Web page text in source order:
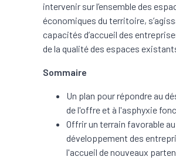
intervenir sur l’ensemble des
économiques du territoire,
capacités d’accueil des
de la qualité des espaces
Sommaire
Un plan pour répondre au
de l'offre et à l'asphyxie
Offrir un terrain favorable au
développement des
l'accueil de nouveaux